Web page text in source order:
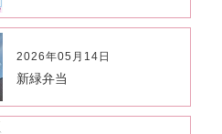
2026年05月14日
新緑弁当